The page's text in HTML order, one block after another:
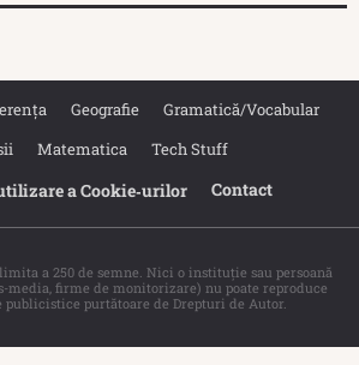
Geografie
Gramatică/Vocabular
Matematica Tech Stuff
a Cookie‐urilor Contact
a 250 de semne. Nici o instituţie sau persoană
firme de monitorizare) nu poate reproduce
purtătoare de Drepturi de Autor.